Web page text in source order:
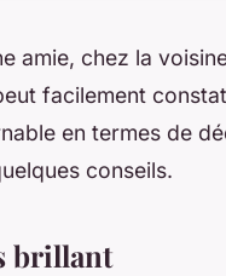
amie, chez la
facilement
en termes de
conseils.
brillant